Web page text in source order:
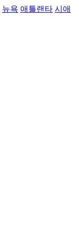
뉴욕 애틀랜타 시애